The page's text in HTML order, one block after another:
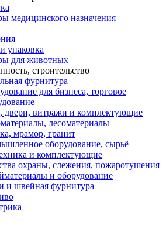
медицинского назначения
упаковка
для животных
строительство
фурнитура
для бизнеса, торговое
двери, витражи и комплектующие
лесоматериалы
мрамор, гранит
оборудование, сырьё
и комплектующие
охраны, слежения, пожаротушения
и оборудование
и швейная фурнитура